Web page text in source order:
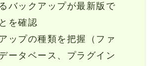
バックアップが最新版で
を確認
ップの種類を把握（ファ
ータベース、プラグイン